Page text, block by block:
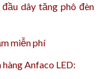
dây tăng phô đèn
miễn phí
Anfaco LED: